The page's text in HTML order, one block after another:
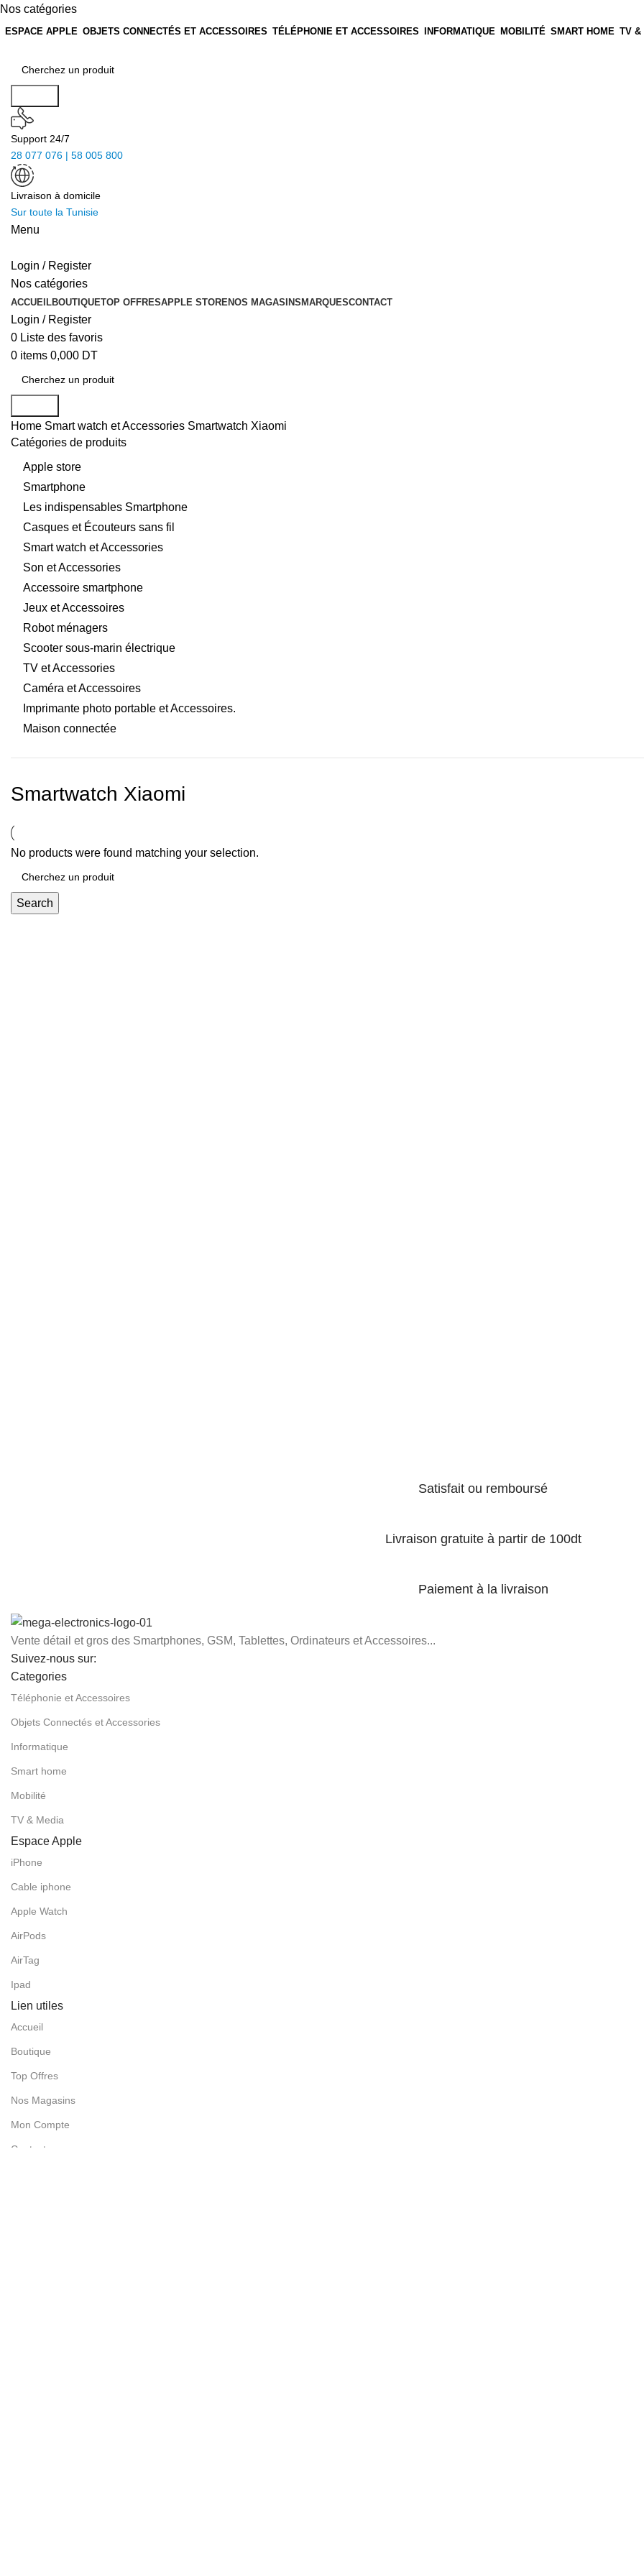
Nos catégories
ESPACE APPLE OBJETS CONNECTÉS ET ACCESSOIRES TÉLÉPHONIE ET ACCESSOIRES INFORMATIQUE MOBILITÉ SMART HOME TV &
Support 24/7
28 077 076 | 58 005 800
Livraison à domicile
Sur toute la Tunisie
Menu
Login / Register
Nos catégories
ACCUEILBOUTIQUETOP OFFRESAPPLE STORENOS MAGASINSMARQUESCONTACT
Login / Register
0 Liste des favoris
0 items 0,000 DT
Home Smart watch et Accessories Smartwatch Xiaomi
Catégories de produits
Apple store
Smartphone
Les indispensables Smartphone
Casques et Écouteurs sans fil
Smart watch et Accessories
Son et Accessories
Accessoire smartphone
Jeux et Accessoires
Robot ménagers
Scooter sous-marin électrique
TV et Accessories
Caméra et Accessoires
Imprimante photo portable et Accessoires.
Maison connectée
Smartwatch Xiaomi
No products were found matching your selection.
Search
Satisfait ou remboursé
Livraison gratuite à partir de 100dt
Paiement à la livraison
Vente détail et gros des Smartphones, GSM, Tablettes, Ordinateurs et Accessoires...
Suivez-nous sur:
Categories
Téléphonie et Accessoires
Objets Connectés et Accessories
Informatique
Smart home
Mobilité
TV & Media
Espace Apple
iPhone
Cable iphone
Apple Watch
AirPods
AirTag
Ipad
Lien utiles
Accueil
Boutique
Top Offres
Nos Magasins
Mon Compte
Contact